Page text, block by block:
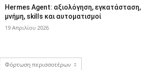
Hermes Agent: αξιολόγηση, εγκατάσταση,
μνήμη, skills και αυτοματισμοί
19 Απριλίου 2026
Φόρτωση περισσοτέρων